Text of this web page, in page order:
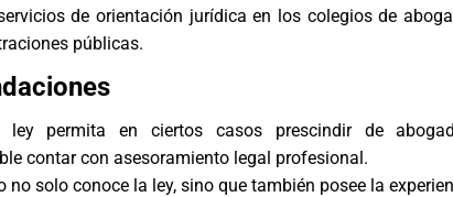
de orientación jurídica en los colegios de
públicas.
ley permita en ciertos casos prescindir de
contar con asesoramiento legal profesional.
no solo conoce la ley, sino que también posee la